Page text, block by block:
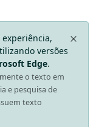
versões
Edge.
o texto em
e pesquisa de
texto